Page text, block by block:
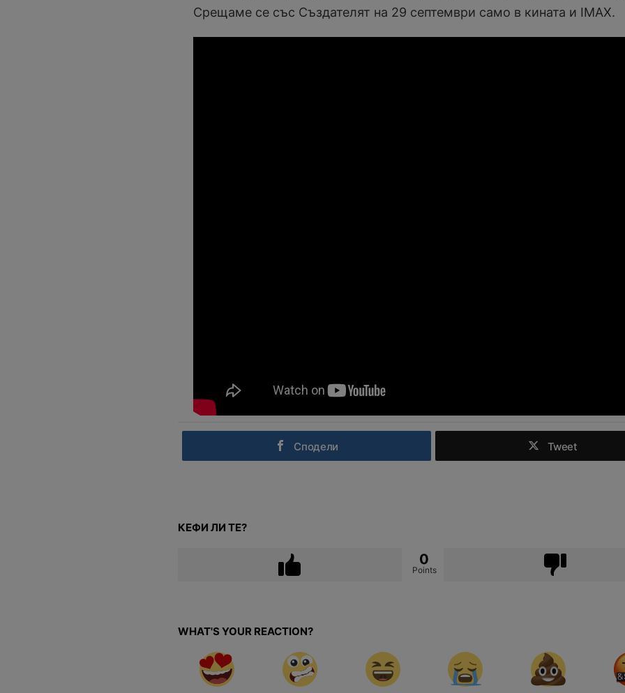
Срещаме се със Създателят на 29 септември само в кината и IMAX.
Сподели Tweet
КЕФИ ЛИ ТЕ?
0
Points
WHAT'S YOUR REACTION?